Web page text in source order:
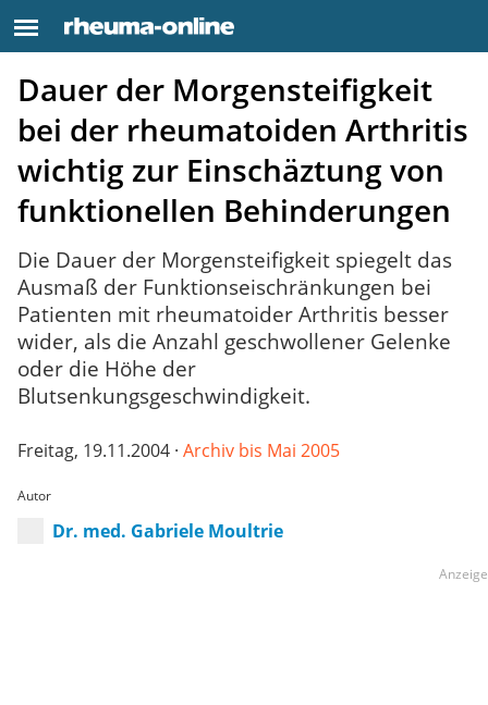
Dauer der Morgensteifigkeit
bei der rheumatoiden Arthritis
wichtig zur Einschäztung von
funktionellen Behinderungen
Die Dauer der Morgensteifigkeit spiegelt das
Ausmaß der Funktionseischränkungen bei
Patienten mit rheumatoider Arthritis besser
wider, als die Anzahl geschwollener Gelenke
oder die Höhe der
Blutsenkungsgeschwindigkeit.
Freitag, 19.11.2004 · Archiv bis Mai 2005
Autor
Dr. med. Gabriele Moultrie